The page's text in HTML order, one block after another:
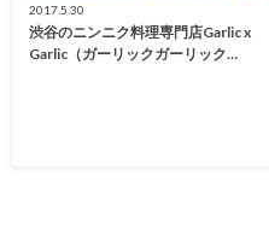
2017.5.30
渋谷のニンニク料理専門店Garlic x
Garlic（ガーリックガーリック…